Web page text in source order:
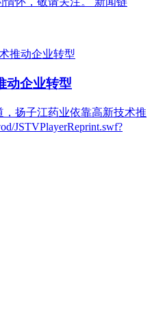
动企业转型
，扬子江药业依靠高新技术推
JSTVPlayerReprint.swf?